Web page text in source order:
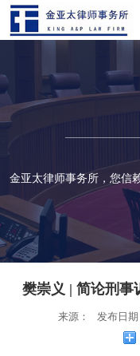
金亚太律师事务所，您信
樊崇义 | 简论刑事
来源： 发布日期